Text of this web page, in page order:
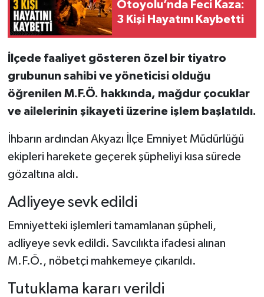
Otoyolu’nda Feci Kaza:
3 Kişi Hayatını Kaybetti
İlçede faaliyet gösteren özel bir tiyatro
grubunun sahibi ve yöneticisi olduğu
öğrenilen M.F.Ö. hakkında, mağdur çocuklar
ve ailelerinin şikayeti üzerine işlem başlatıldı.
İhbarın ardından Akyazı İlçe Emniyet Müdürlüğü
ekipleri harekete geçerek şüpheliyi kısa sürede
gözaltına aldı.
Adliyeye sevk edildi
Emniyetteki işlemleri tamamlanan şüpheli,
adliyeye sevk edildi. Savcılıkta ifadesi alınan
M.F.Ö., nöbetçi mahkemeye çıkarıldı.
Tutuklama kararı verildi